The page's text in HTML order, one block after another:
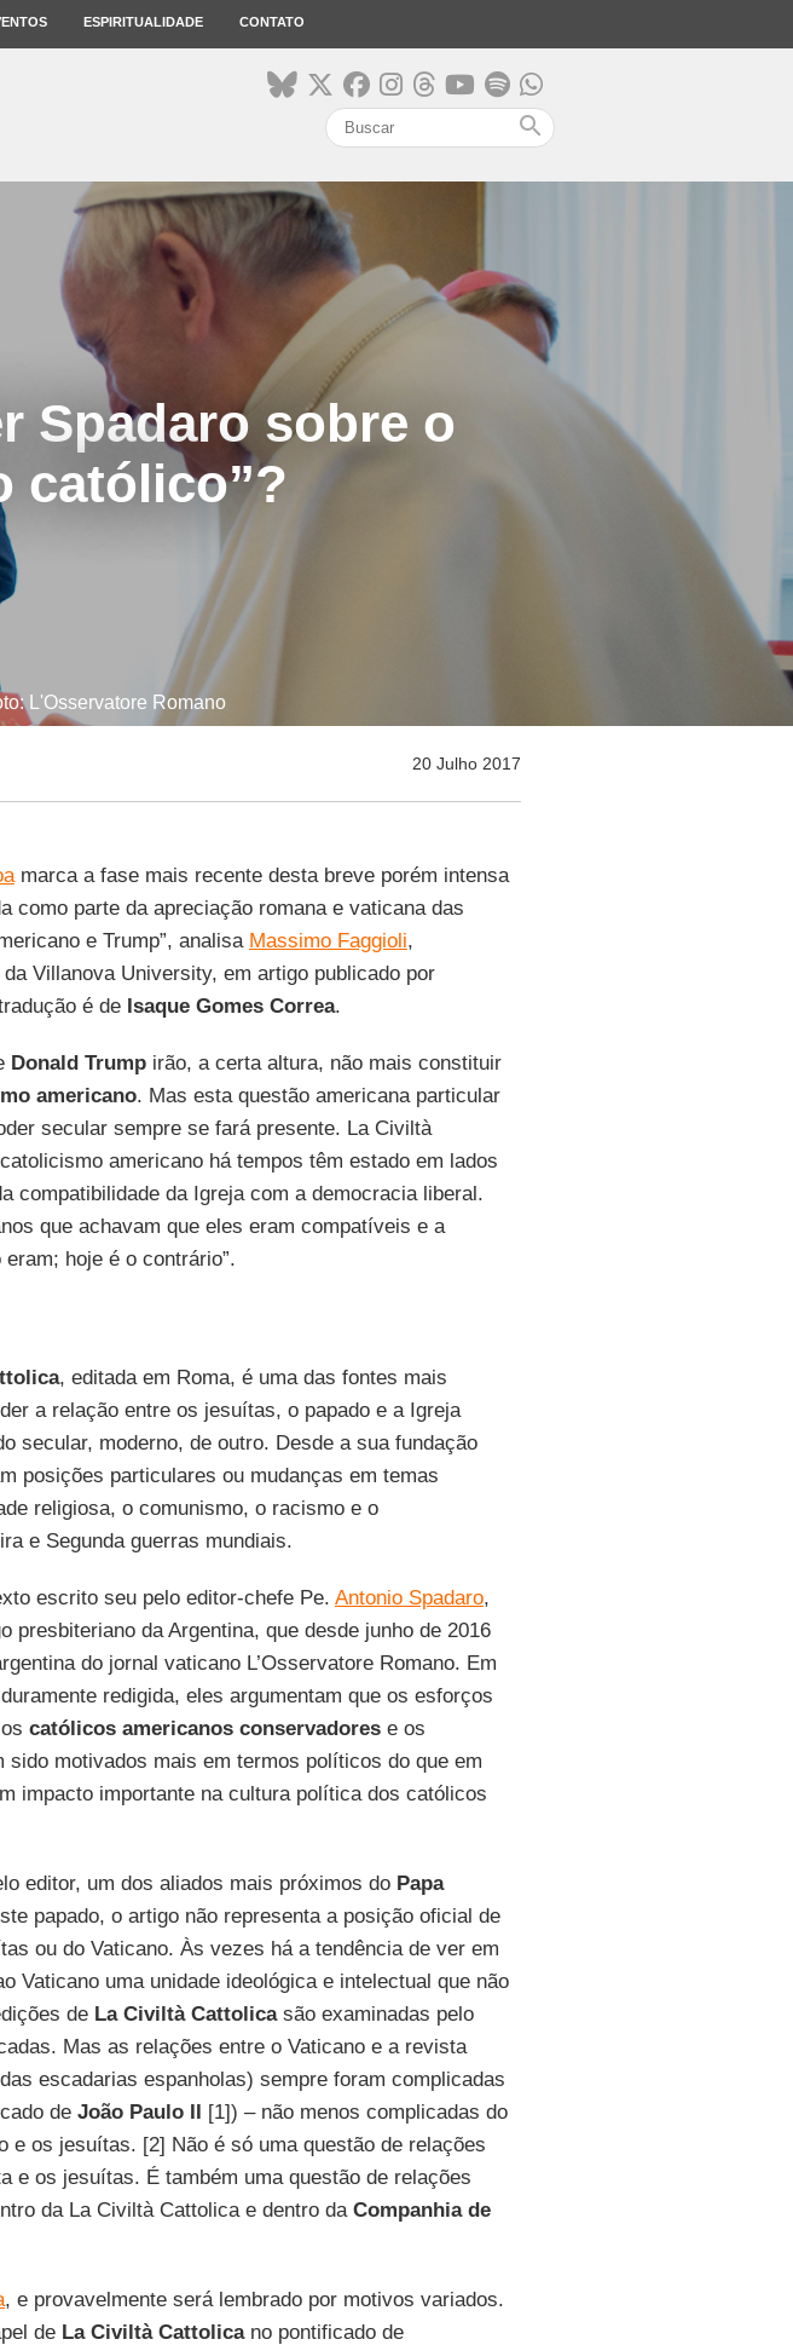
ESPIRITUALIDADE CONTATO
search
Spadaro sobre o
católico”?
L'Osservatore Romano
20 Julho 2017
marca a fase mais recente desta breve porém intensa
como parte da apreciação romana e vaticana das
e Trump”, analisa Massimo Faggioli,
Villanova University, em artigo publicado por
é de Isaque Gomes Correa.
Donald Trumpirão, a certa altura, não mais constituir
americano. Mas esta questão americana particular
secular sempre se fará presente. La Civiltà
americano há tempos têm estado em lados
compatibilidade da Igreja com a democracia liberal.
que achavam que eles eram compatíveis e a
hoje é o contrário”.
, editada em Roma, é uma das fontes mais
a relação entre os jesuítas, o papado e a Igreja
secular, moderno, de outro. Desde a sua fundação
posições particulares ou mudanças em temas
religiosa, o comunismo, o racismo e o
e Segunda guerras mundiais.
escrito seu pelo editor-chefe Pe. Antonio Spadaro,
presbiteriano da Argentina, que desde junho de 2016
do jornal vaticano L’Osservatore Romano. Em
redigida, eles argumentam que os esforços
católicos americanos conservadorese os
sido motivados mais em termos políticos do que em
impacto importante na cultura política dos católicos
editor, um dos aliados mais próximos do Papa
papado, o artigo não representa a posição oficial de
ou do Vaticano. Às vezes há a tendência de ver em
Vaticano uma unidade ideológica e intelectual que não
de La Civiltà Cattolicasão examinadas pelo
Mas as relações entre o Vaticano e a revista
escadarias espanholas) sempre foram complicadas
de João Paulo II [1]) – não menos complicadas do
e os jesuítas. [2] Não é só uma questão de relações
e os jesuítas. É também uma questão de relações
da La Civiltà Cattolica e dentro da Companhia de
, e provavelmente será lembrado por motivos variados.
de La Civiltà Cattolicano pontificado de